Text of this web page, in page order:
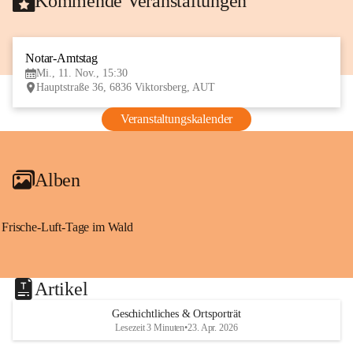
Notar-Amtstag
Mi., 11. Nov., 15:30
Hauptstraße 36, 6836 Viktorsberg, AUT
Veranstaltungskalender
Alben
Frische-Luft-Tage im Wald
Artikel
Geschichtliches & Ortsporträt
Lesezeit 3 Minuten•23. Apr. 2026